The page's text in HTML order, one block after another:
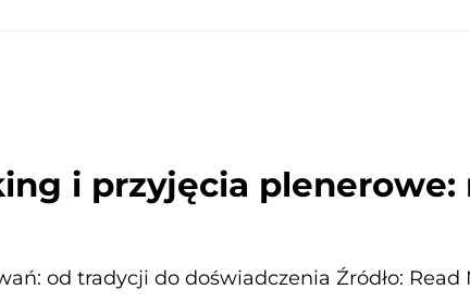
i przyjęcia
od tradycji do doświadczenia Źródło: Read